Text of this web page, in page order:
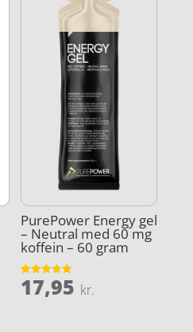
PurePower Energy gel
– Neutral med 60 mg
koffein – 60 gram
Vurderet
4.9
17,95 kr.